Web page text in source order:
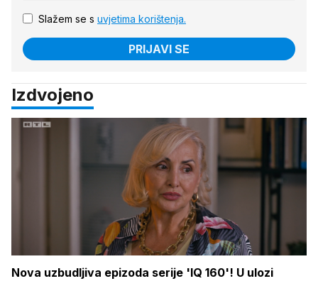
Slažem se s uvjetima korištenja.
PRIJAVI SE
Izdvojeno
Nova uzbudljiva epizoda serije 'IQ 160'! U ulozi